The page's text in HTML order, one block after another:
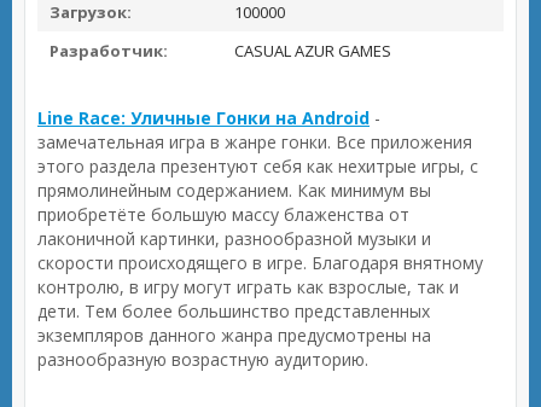
Загрузок:
100000
Разработчик:
CASUAL AZUR GAMES
Line Race: Уличные Гонки на Android -
замечательная игра в жанре гонки. Все приложения
этого раздела презентуют себя как нехитрые игры, с
прямолинейным содержанием. Как минимум вы
приобретёте большую массу блаженства от
лаконичной картинки, разнообразной музыки и
скорости происходящего в игре. Благодаря внятному
контролю, в игру могут играть как взрослые, так и
дети. Тем более большинство представленных
экземпляров данного жанра предусмотрены на
разнообразную возрастную аудиторию.